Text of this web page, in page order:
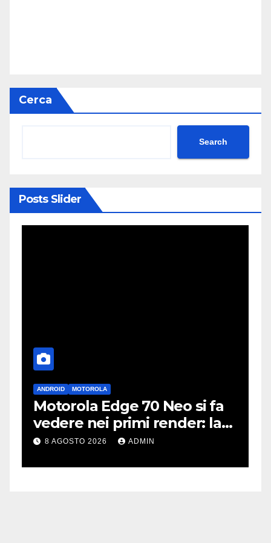
Cerca
Search
Posts Slider
ANDROID MOTOROLA
Motorola Edge 70 Neo si fa
vedere nei primi render: la
fotocamera è da 200 MP
8 AGOSTO 2026 ADMIN